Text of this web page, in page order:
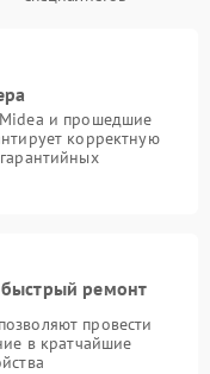
и прошедшие
корректную
быстрый ремонт
провести
в кратчайшие